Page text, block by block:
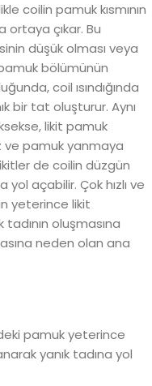
coilin pamuk kısmının
çıkar. Bu
düşük olması veya
bölümünün
coil ısındığında
bir tat oluşturur. Aynı
likit pamuk
ve pamuk yanmaya
de coilin düzgün
yol açabilir. Çok hızlı ve
yeterince likit
oluşmasına
neden olan ana
pamuk yeterince
yanık tadına yol